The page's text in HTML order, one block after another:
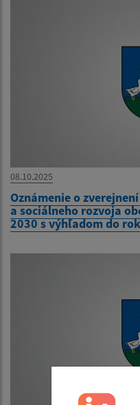
08.10.2025
Oznámenie o
a sociálneho rozvoja
2030 s výhľadom do